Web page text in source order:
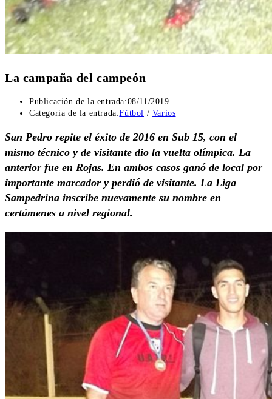
La campaña del campeón
Publicación de la entrada:08/11/2019
Categoría de la entrada:Fútbol / Varios
San Pedro repite el éxito de 2016 en Sub 15, con el
mismo técnico y de visitante dio la vuelta olímpica. La
anterior fue en Rojas. En ambos casos ganó de local por
importante marcador y perdió de visitante. La Liga
Sampedrina inscribe nuevamente su nombre en
certámenes a nivel regional.